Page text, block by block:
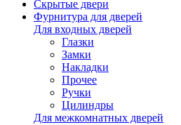
Скрытые двери
Фурнитура для дверей
Для входных дверей
Глазки
Замки
Накладки
Прочее
Ручки
Цилиндры
Для межкомнатных дверей